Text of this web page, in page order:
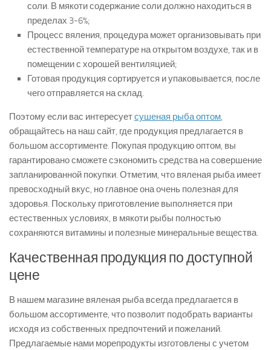
соли. В мякоти содержание соли должно находиться в
пределах 3-6%;
Процесс вяления, процедура может организовывать при
естественной температуре на открытом воздухе, так и в
помещении с хорошей вентиляцией;
Готовая продукция сортируется и упаковывается, после
чего отправляется на склад.
Поэтому если вас интересуетсушеная рыба оптом,
обращайтесь на наш сайт, где продукция предлагается в
большом ассортименте. Покупая продукцию оптом, вы
гарантировано сможете сэкономить средства на совершение
запланированной покупки. Отметим, что вяленая рыба имеет
превосходный вкус, но главное она очень полезная для
здоровья. Поскольку приготовление выполняется при
естественных условиях, в мякоти рыбы полностью
сохраняются витамины и полезные минеральные вещества.
Качественная продукция по доступной
цене
В нашем магазине вяленая рыба всегда предлагается в
большом ассортименте, что позволит подобрать варианты
исходя из собственных предпочтений и пожеланий.
Предлагаемые нами морепродукты изготовлены с учетом